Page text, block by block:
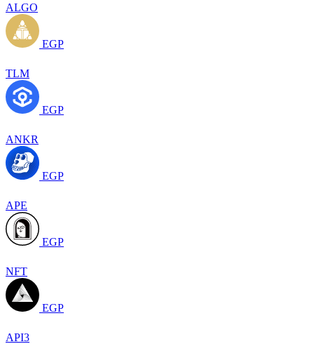
ALGO
EGP
TLM
EGP
ANKR
EGP
APE
EGP
NFT
EGP
API3